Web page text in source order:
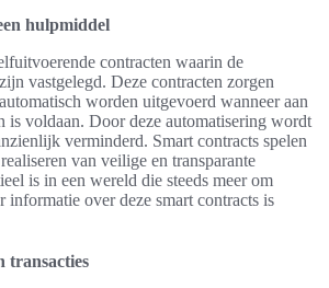
hulpmiddel
contracten waarin de
vastgelegd. Deze contracten zorgen
worden uitgevoerd wanneer aan
is voldaan. Door deze automatisering wordt
verminderd. Smart contracts spelen
van veilige en transparante
is in een wereld die steeds meer om
informatie over deze smart contracts is
transacties